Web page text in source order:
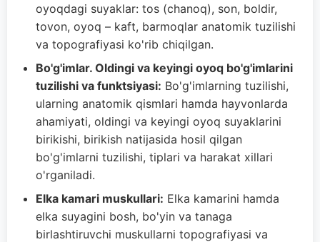
oyoqdagi suyaklar: tos (chanoq), son, boldir,
tovon, oyoq – kaft, barmoqlar anatomik tuzilishi
va topografiyasi ko'rib chiqilgan.
Bo'g'imlar. Oldingi va keyingi oyoq bo'g'imlarini
tuzilishi va funktsiyasi: Bo'g'imlarning tuzilishi,
ularning anatomik qismlari hamda hayvonlarda
ahamiyati, oldingi va keyingi oyoq suyaklarini
birikishi, birikish natijasida hosil qilgan
bo'g'imlarni tuzilishi, tiplari va harakat xillari
o'rganiladi.
Elka kamari muskullari: Elka kamarini hamda
elka suyagini bosh, bo'yin va tanaga
birlashtiruvchi muskullarni topografiyasi va